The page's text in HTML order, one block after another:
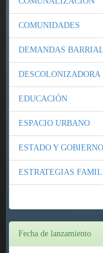
COMUNIDADES
DEMANDAS
DESCOLONIZADORA
EDUCACIÓN
ESPACIO URBANO
ESTADO Y
ESTRATEGIAS
Fecha de lanzamiento